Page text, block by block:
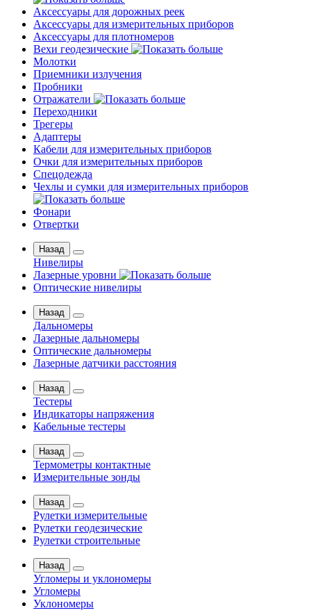
Аксессуары для дорожных реек
Аксессуары для измерительных приборов
Аксессуары для плотномеров
Вехи геодезические
Молотки
Приемники излучения
Пробники
Отражатели
Переходники
Трегеры
Адаптеры
Кабели для измерительных приборов
Очки для измерительных приборов
Спецодежда
Чехлы и сумки для измерительных приборов
Фонари
Отвертки
Назад
Нивелиры
Лазерные уровни
Оптические нивелиры
Назад
Дальномеры
Лазерные дальномеры
Оптические дальномеры
Лазерные датчики расстояния
Назад
Тестеры
Индикаторы напряжения
Кабельные тестеры
Назад
Термометры контактные
Измерительные зонды
Назад
Рулетки измерительные
Рулетки геодезические
Рулетки строительные
Назад
Угломеры и уклономеры
Угломеры
Уклономеры